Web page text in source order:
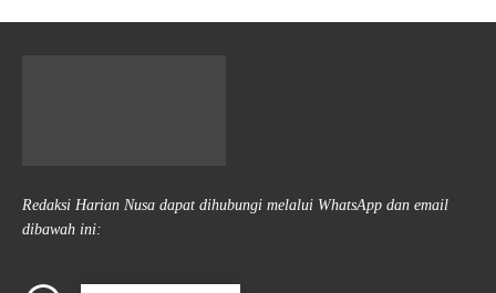
Redaksi Harian Nusa dapat dihubungi melalui WhatsApp dan email
dibawah ini: